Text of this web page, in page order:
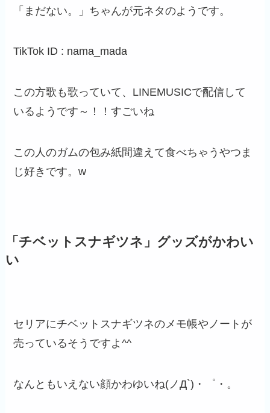
「まだない。」ちゃんが元ネタのようです。
TikTok ID : nama_mada
この方歌も歌っていて、LINEMUSICで配信して
いるようです～！！すごいね
この人のガムの包み紙間違えて食べちゃうやつま
じ好きです。w
「チベットスナギツネ」グッズがかわい
い
セリアにチベットスナギツネのメモ帳やノートが
売っているそうですよ^^
なんともいえない顔かわゆいね(ノД`)・゜・。